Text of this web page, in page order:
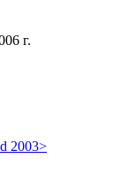
г.
2003>